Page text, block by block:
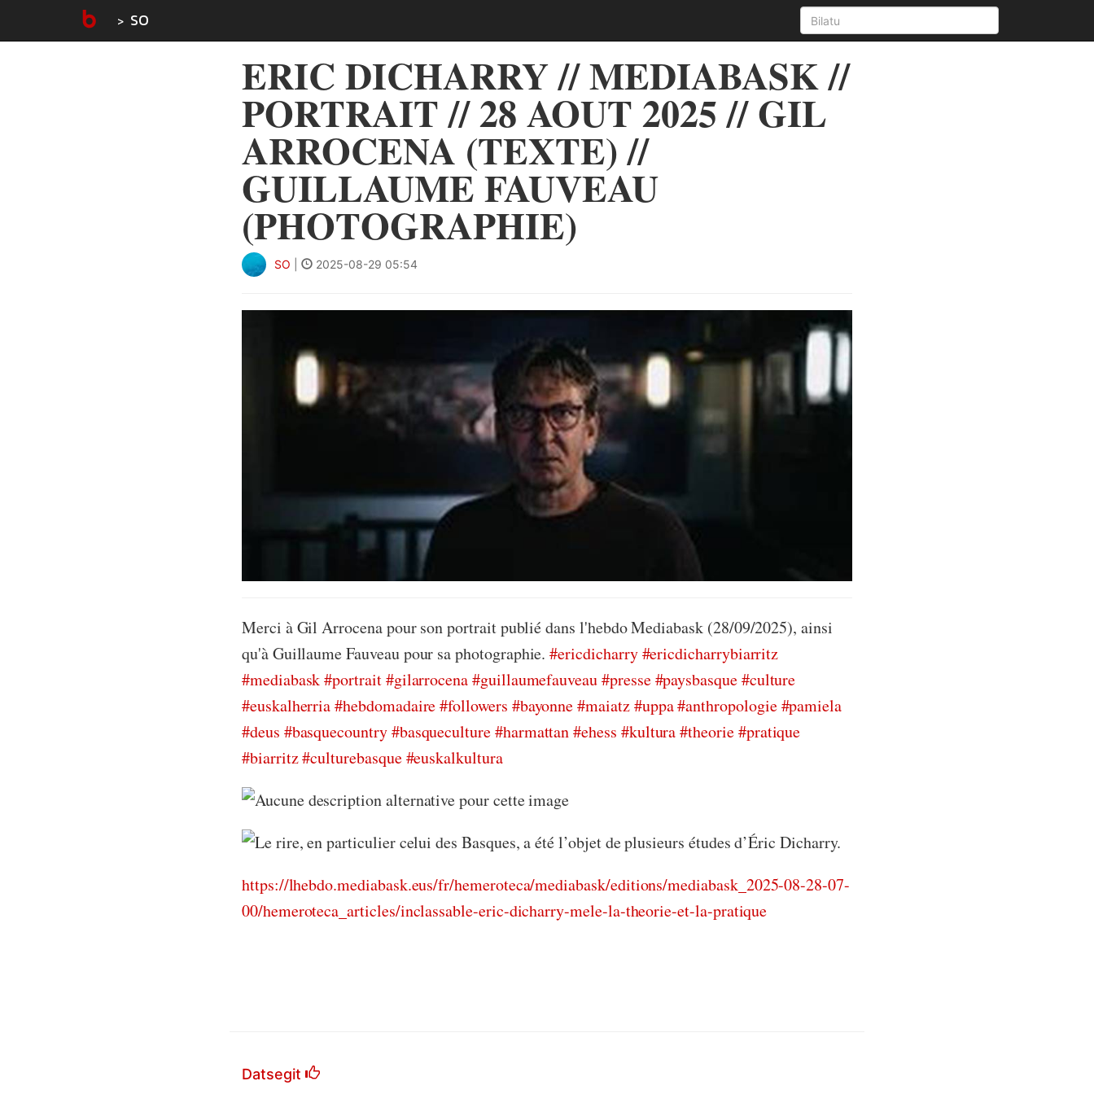
SO
ERIC DICHARRY // MEDIABASK //
PORTRAIT // 28 AOUT 2025 // GIL
ARROCENA (TEXTE) //
GUILLAUME FAUVEAU
(PHOTOGRAPHIE)
SO 2025-08-29 05:54
Merci à Gil Arrocena pour son portrait publié dans l'hebdo Mediabask (28/09/2025), ainsi
qu'à Guillaume Fauveau pour sa photographie.#ericdicharry #ericdicharrybiarritz
#mediabask#portrait#gilarrocena#guillaumefauveau#presse #paysbasque#culture
#euskalherria#hebdomadaire#followers #bayonne#maiatz#uppa#anthropologie #pamiela
#deus #basquecountry#basqueculture#harmattan#ehess #kultura#theorie#pratique
#biarritz#culturebasque #euskalkultura
https://lhebdo.mediabask.eus/fr/hemeroteca/mediabask/editions/mediabask_2025-08-28-07-
00/hemeroteca_articles/inclassable-eric-dicharry-mele-la-theorie-et-la-pratique
Datsegit